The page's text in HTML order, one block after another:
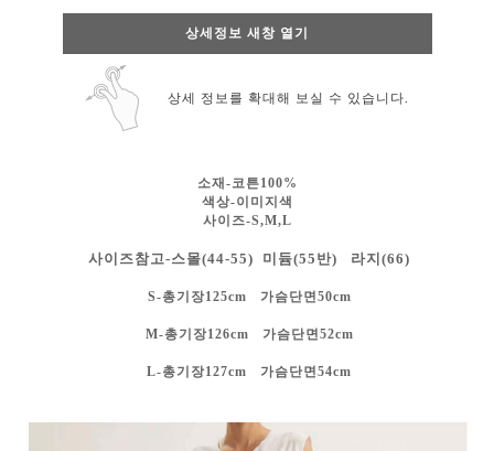
상세정보 새창 열기
상세 정보를 확대해 보실 수 있습니다.
소재-코튼100%
색상-이미지색
사이즈-S,M,L
사이즈참고-스몰(44-55) 미듐(55반) 라지(66)
S-총기장125cm 가슴단면50cm
M-총기장126cm 가슴단면52cm
L-총기장127cm 가슴단면54cm